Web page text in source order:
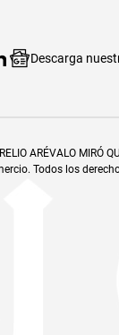
Descarga
ARÉVALO MIRÓ
Todos los